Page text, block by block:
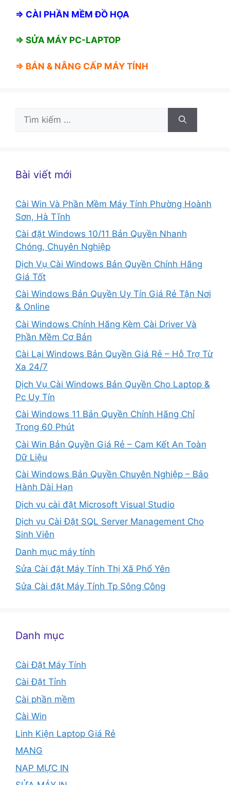
⇒ CÀI PHẦN MỀM ĐỒ HỌA
⇒ SỬA MÁY PC-LAPTOP
⇒ BÁN & NÂNG CẤP MÁY TÍNH
Tìm
kiếm
Bài viết mới
Cài Win Và Phần Mềm Máy Tính Phường Hoành
Sơn, Hà Tĩnh
Cài đặt Windows 10/11 Bản Quyền Nhanh
Chóng, Chuyên Nghiệp
Dịch Vụ Cài Windows Bản Quyền Chính Hãng
Giá Tốt
Cài Windows Bản Quyền Uy Tín Giá Rẻ Tận Nơi
& Online
Cài Windows Chính Hãng Kèm Cài Driver Và
Phần Mềm Cơ Bản
Cài Lại Windows Bản Quyền Giá Rẻ – Hỗ Trợ Từ
Xa 24/7
Dịch Vụ Cài Windows Bản Quyền Cho Laptop &
Pc Uy Tín
Cài Windows 11 Bản Quyền Chính Hãng Chỉ
Trong 60 Phút
Cài Win Bản Quyền Giá Rẻ – Cam Kết An Toàn
Dữ Liệu
Cài Windows Bản Quyền Chuyên Nghiệp – Bảo
Hành Dài Hạn
Dịch vụ cài đặt Microsoft Visual Studio
Dịch vụ Cài Đặt SQL Server Management Cho
Sinh Viên
Danh mục máy tính
Sửa Cài đặt Máy Tính Thị Xã Phổ Yên
Sửa Cài đặt Máy Tính Tp Sông Công
Danh mục
Cài Đặt Máy Tính
Cài Đặt Tỉnh
Cài phần mềm
Cài Win
Linh Kiện Laptop Giá Rẻ
MẠNG
NẠP MỰC IN